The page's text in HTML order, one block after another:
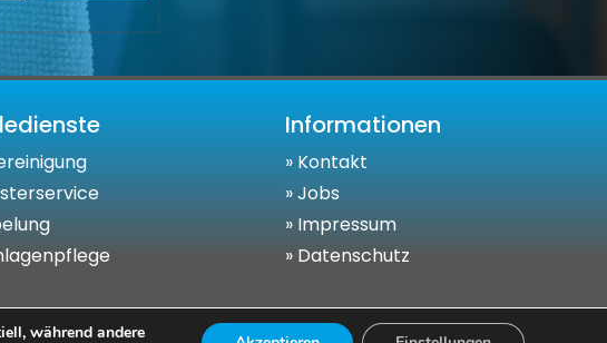
Informationen
» Kontakt
»Jobs
» Impressum
» Datenschutz
während andere